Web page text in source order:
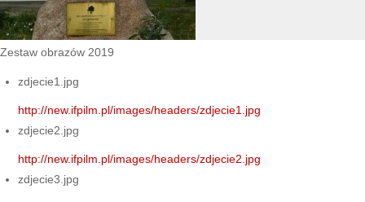
Zestaw obrazów 2019
zdjecie1.jpg
http://new.ifpilm.pl/images/headers/zdjecie1.jpg
zdjecie2.jpg
http://new.ifpilm.pl/images/headers/zdjecie2.jpg
zdjecie3.jpg